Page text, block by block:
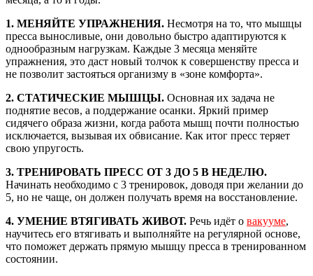
1. МЕНЯЙТЕ УПРАЖНЕНИЯ. Несмотря на то, что мышцы
пресса выносливые, они довольно быстро адаптируются к
однообразным нагрузкам. Каждые 3 месяца меняйте
упражнения, это даст новый толчок к совершенству пресса и
не позволит застояться организму в «зоне комфорта».
2. СТАТИЧЕСКИЕ МЫШЦЫ. Основная их задача не
поднятие весов, а поддержание осанки. Яркий пример
сидячего образа жизни, когда работа мышц почти полностью
исключается, вызывая их обвисание. Как итог пресс теряет
свою упругость.
3. ТРЕНИРОВАТЬ ПРЕСС ОТ 3 ДО 5 В НЕДЕЛЮ.
Начинать необходимо с 3 тренировок, доводя при желании до
5, но не чаще, он должен получать время на восстановление.
4. УМЕНИЕ ВТЯГИВАТЬ ЖИВОТ. Речь идёт о вакууме,
научитесь его втягивать и выполняйте на регулярной основе,
что поможет держать прямую мышцу пресса в тренированном
состоянии.